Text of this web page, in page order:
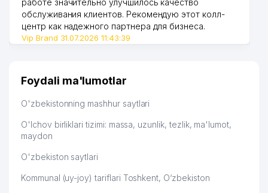
работе значительно улучшилось качество
обслуживания клиентов. Рекомендую этот колл-
центр как надежного партнера для бизнеса.
Vip Brand 31.07.2026 11:43:39
Foydali ma'lumotlar
O'zbekistonning mashhur saytlari
O'lchov birliklari tizimi: massa, uzunlik, tezlik, ma'lumot,
maydon
O'zbekiston saytlari
Kommunal (uy-joy) tariflari Toshkent, O‘zbekiston